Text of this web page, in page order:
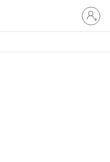
Sign
in
to
account